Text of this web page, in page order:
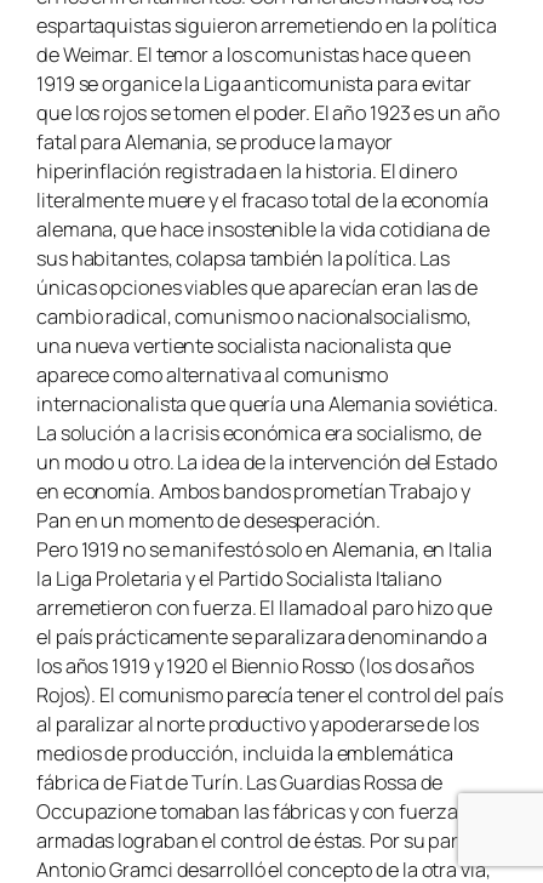
espartaquistas siguieron arremetiendo en la política
de Weimar. El temor a los comunistas hace que en
1919 se organice la Liga anticomunista para evitar
que los rojos se tomen el poder. El año 1923 es un año
fatal para Alemania, se produce la mayor
hiperinflación registrada en la historia. El dinero
literalmente muere y el fracaso total de la economía
alemana, que hace insostenible la vida cotidiana de
sus habitantes, colapsa también la política. Las
únicas opciones viables que aparecían eran las de
cambio radical, comunismo o nacionalsocialismo,
una nueva vertiente socialista nacionalista que
aparece como alternativa al comunismo
internacionalista que quería una Alemania soviética.
La solución a la crisis económica era socialismo, de
un modo u otro. La idea de la intervención del Estado
en economía. Ambos bandos prometíanTrabajo y
Panen un momento de desesperación.
Pero 1919 no se manifestó solo en Alemania, en Italia
la Liga Proletaria y el Partido Socialista Italiano
arremetieron con fuerza. El llamado al paro hizo que
el país prácticamente se paralizara denominando a
los años 1919 y 1920 el Biennio Rosso (los dos años
Rojos). El comunismo parecía tener el control del país
al paralizar al norte productivo y apoderarse de los
medios de producción, incluida la emblemática
fábrica de Fiat de Turín. LasGuardias Rossa de
Occupazionetomaban las fábricas y con fuerzas
armadas lograban el control de éstas. Por su parte,
Antonio Gramci desarrolló el concepto de la otra vía,